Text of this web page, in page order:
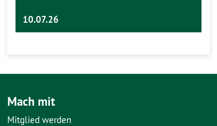
10.07.26
Mach mit
Mitglied werden